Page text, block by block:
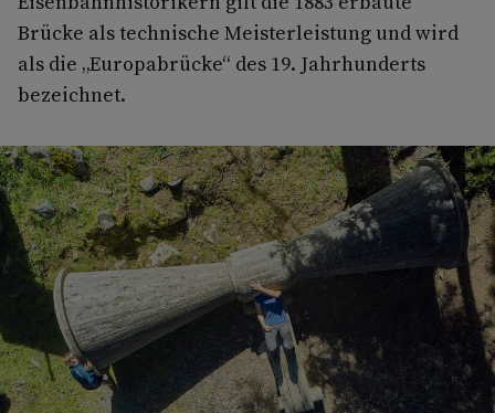
Brücke als technische Meisterleistung und wird
als die „Europabrücke“ des 19. Jahrhunderts
bezeichnet.